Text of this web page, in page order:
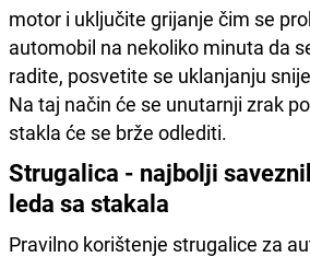
motor i uključite grijanje čim se
automobil na nekoliko minuta da
radite, posvetite se uklanjanju
Na taj način će se unutarnji zrak
stakla će se brže odlediti.
Strugalica - najbolji
leda sa stakala
Pravilno korištenje strugalice za